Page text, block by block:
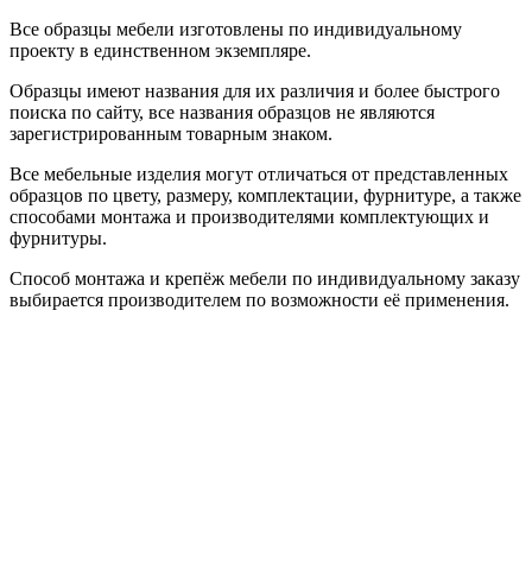
Все образцы мебели изготовлены по индивидуальному
проекту в единственном экземпляре.
Образцы имеют названия для их различия и более быстрого
поиска по сайту, все названия образцов не являются
зарегистрированным товарным знаком.
Все мебельные изделия могут отличаться от представленных
образцов по цвету, размеру, комплектации, фурнитуре, а также
способами монтажа и производителями комплектующих и
фурнитуры.
Способ монтажа и крепёж мебели по индивидуальному заказу
выбирается производителем по возможности её применения.